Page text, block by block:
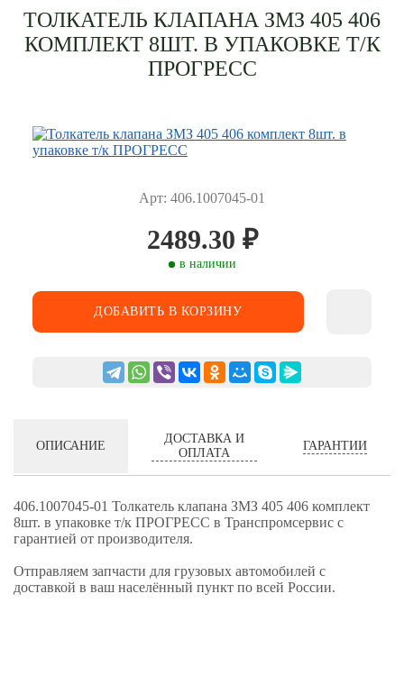
ТОЛКАТЕЛЬ КЛАПАНА ЗМЗ 405 406
КОМПЛЕКТ 8ШТ. В УПАКОВКЕ Т/К
ПРОГРЕСС
Арт: 406.1007045-01
2489.30 ₽
в наличии
ДОБАВИТЬ В КОРЗИНУ
ОПИСАНИЕ
ДОСТАВКА И
ОПЛАТА
ГАРАНТИИ
406.1007045-01 Толкатель клапана ЗМЗ 405 406 комплект
8шт. в упаковке т/к ПРОГРЕСС в Транспромсервис с
гарантией от производителя.
Отправляем запчасти для грузовых автомобилей с
доставкой в ваш населённый пункт по всей России.